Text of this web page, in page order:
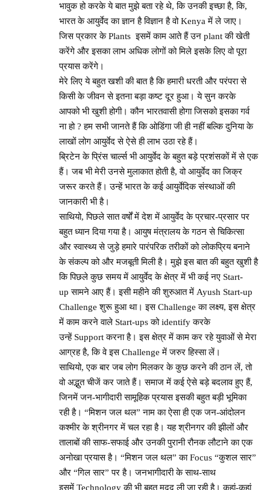
भावुक हो करके ये बात मुझे बता रहे थे, कि उनकी इच्छा है, कि,
भारत के आयुर्वेद का ज्ञान है विज्ञान है वो Kenya में ले जाए।
जिस प्रकार के Plants इसमें काम आते हैं उन plant की खेती
करेंगे और इसका लाभ अधिक लोगों को मिले इसके लिए वो पूरा
प्रयास करेंगे।
मेरे लिए ये बहुत खशी की बात है कि हमारी धरती और परंपरा से
किसी के जीवन से इतना बड़ा कष्ट दूर हुआ। ये सुन करके
आपको भी खुशी होगी। कौन भारतवासी होगा जिसको इसका गर्व
ना हो ? हम सभी जानते हैं कि ओडिंगा जी ही नहीं बल्कि दुनिया के
लाखों लोग आयुर्वेद से ऐसे ही लाभ उठा रहे हैं।
ब्रिटेन के प्रिंस चार्ल्स भी आयुर्वेद के बहुत बड़े प्रशंसकों में से एक
हैं। जब भी मेरी उनसे मुलाकात होती है, वो आयुर्वेद का जिक्र
जरूर करते हैं। उन्हें भारत के कई आयुर्वेदिक संस्थाओं की
जानकारी भी है।
साथियो, पिछले सात वर्षों में देश में आयुर्वेद के प्रचार-प्रसार पर
बहुत ध्यान दिया गया है। आयुष मंत्रालय के गठन से चिकित्सा
और स्वास्थ्य से जुड़े हमारे पारंपरिक तरीकों को लोकप्रिय बनाने
के संकल्प को और मजबूती मिली है। मुझे इस बात की बहुत खुशी है
कि पिछले कुछ समय में आयुर्वेद के क्षेत्र में भी कई नए Start-
up सामने आए हैं। इसी महीने की शुरुआत में Ayush Start-up
Challenge शुरू हुआ था। इस Challenge का लक्ष्य, इस क्षेत्र
में काम करने वाले Start-ups को identify करके
उन्हें Support करना है। इस क्षेत्र में काम कर रहे युवाओं से मेरा
आग्रह है, कि वे इस Challenge में जरुर हिस्सा लें।
साथियो, एक बार जब लोग मिलकर के कुछ करने की ठान लें, तो
वो अद्भुत चीजें कर जाते हैं। समाज में कई ऐसे बड़े बदलाव हुए हैं,
जिनमें जन-भागीदारी सामूहिक प्रयास इसकी बहुत बड़ी भूमिका
रही है। “मिशन जल थल” नाम का ऐसा ही एक जन-आंदोलन
कश्मीर के श्रीनगर में चल रहा है। यह श्रीनगर की झीलों और
तालाबों की साफ-सफाई और उनकी पुरानी रौनक लौटाने का एक
अनोखा प्रयास है। “मिशन जल थल” का Focus “कुशल सार”
और “गिल सार” पर है। जनभागीदारी के साथ-साथ
इसमें Technology की भी बहुत मदद ली जा रही है। कहां-कहां